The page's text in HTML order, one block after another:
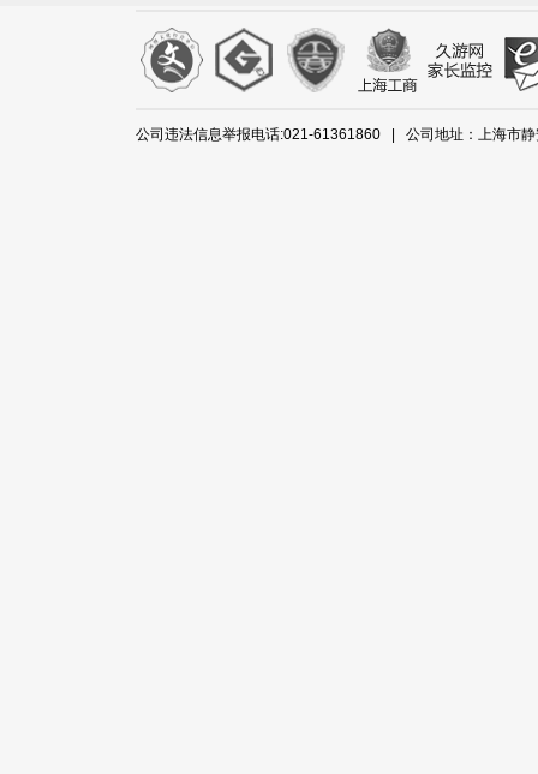
公司违法信息举报电话:021-61361860 | 公司地址：上海市